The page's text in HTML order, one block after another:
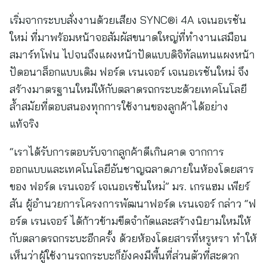
เริ่มจากระบบสั่งงานด้วยเสียง SYNC®i 4A เจเนอเรชัน
ใหม่ ที่มาพร้อมหน้าจอสัมผัสขนาดใหญ่ที่ทำงานเสมือน
สมาร์ทโฟน ไปจนถึงแผงหน้าปัดแบบดิจิทัลแทนแผงหน้า
ปัดอนาล็อกแบบเดิม ฟอร์ด เรนเจอร์ เจเนอเรชันใหม่ จึง
สร้างมาตรฐานใหม่ให้กับตลาดรถกระบะด้วยเทคโนโลยี
ล้ำสมัยที่ตอบสนองทุกการใช้งานของลูกค้าได้อย่าง
แท้จริง
“เราได้รับการตอบรับจากลูกค้าดีเกินคาด จากการ
ออกแบบและเทคโนโลยีอันชาญฉลาดภายในห้องโดยสาร
ของ ฟอร์ด เรนเจอร์ เจเนอเรชันใหม่” มร. เกรแฮม เพียร์
สัน ผู้อำนวยการโครงการพัฒนาฟอร์ด เรนเจอร์ กล่าว “ฟ
อร์ด เรนเจอร์ ได้ก้าวข้ามขีดจำกัดและสร้างนิยามใหม่ให้
กับตลาดรถกระบะอีกครั้ง ด้วยห้องโดยสารที่หรูหรา ทำให้
เห็นว่าผู้ใช้งานรถกระบะก็ยังคงมีพื้นที่ส่วนตัวที่สะดวก